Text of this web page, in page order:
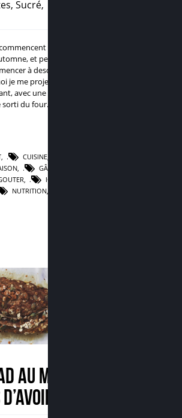
, Sucré,
à revêtir
et petit à petit les
à descendre… Je
je me projette déjà
avec une part de cake
du four…
CUISINE
GÂTEAU
IG BAS
NUTRITION
au miel et